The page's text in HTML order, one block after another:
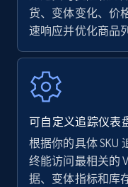
Walmart -
URL, Final price,
Specifications,
more.
5.6K+
货、变体变化、价
速响应并优化商品
可自定义追踪仪表
根据你的具体 SKU
终能访问最相关的
据、变体指标和库